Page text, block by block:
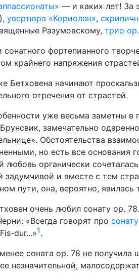
— и каких лет! За
), увертюра «Кориолан»,
Разумовскому, трио
сонатного фортепианного
крайнего напряжения
Бетховена начинают
отречения от страстей.
уже весьма заметны в
замечательно
Обстоятельства
но есть все основания
любовь органически
задумчивой и вместе с тем
пути, она, вероятно, явилась
очень любил сонату ор.
«Всегда говорят про
dur...»1.
соната ор. 78 не получила
незначительной,